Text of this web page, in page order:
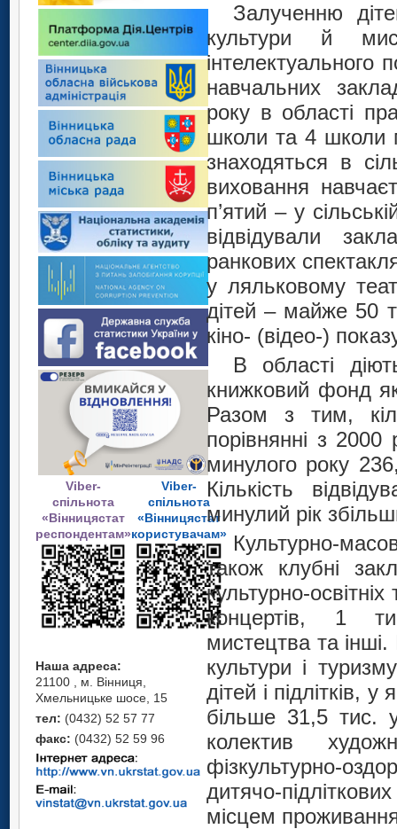
Viber-
спільнота
«Вінницястат
респондентам»
Viber-
спільнота
«Вінницястат
користувачам»
Наша адреса:
21100 , м. Вінниця,
Хмельницьке шосе, 15
тел: (0432) 52 57 77
факс: (0432) 52 59 96
Залученню
культури й
інтелектуального
навчальних
року в області
школи та 4 школи
знаходяться в
виховання
п’ятий – у
відвідували
ранкових
у ляльковому
дітей – майже 50
кіно- (відео-)
В області
книжковий фонд
Разом з тим,
порівнянні з
минулого року
Кількість
минулий рік
Культурно-
також клубні
культурно-
концертів, 1
мистецтва та
культури і
дітей і підлітків,
більше 31,5 тис.
колектив
фізкультурно-
дитячо-
місцем